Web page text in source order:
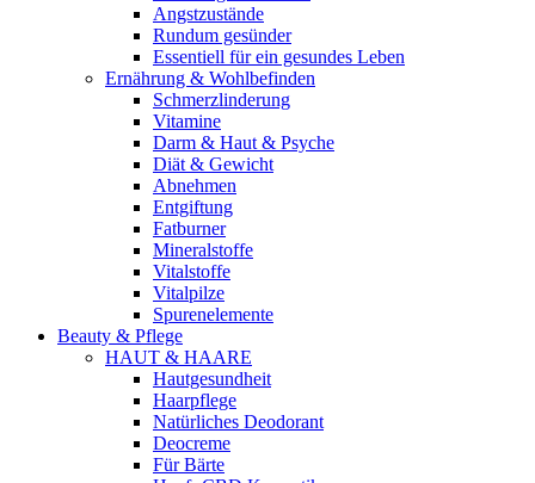
Angstzustände
Rundum gesünder
Essentiell für ein gesundes Leben
Ernährung & Wohlbefinden
Schmerzlinderung
Vitamine
Darm & Haut & Psyche
Diät & Gewicht
Abnehmen
Entgiftung
Fatburner
Mineralstoffe
Vitalstoffe
Vitalpilze
Spurenelemente
Beauty & Pflege
HAUT & HAARE
Hautgesundheit
Haarpflege
Natürliches Deodorant
Deocreme
Für Bärte